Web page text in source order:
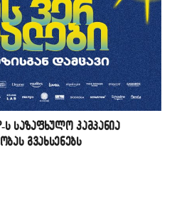
ს საზაფხულო კამპანია
გვახსენებს